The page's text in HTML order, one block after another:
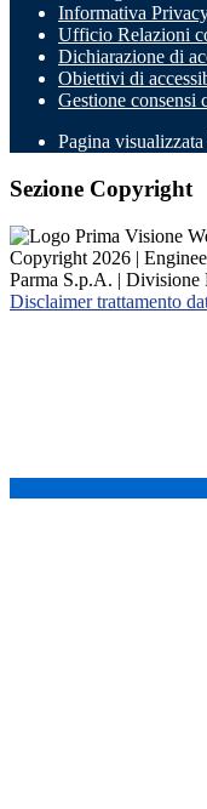
Informativa
Ufficio Relazioni
Dichiarazione di
Obiettivi di
Gestione consensi
Pagina
Sezione Copyright
Copyright 2026 |
Parma S.p.A. |
Disclaimer trattamento